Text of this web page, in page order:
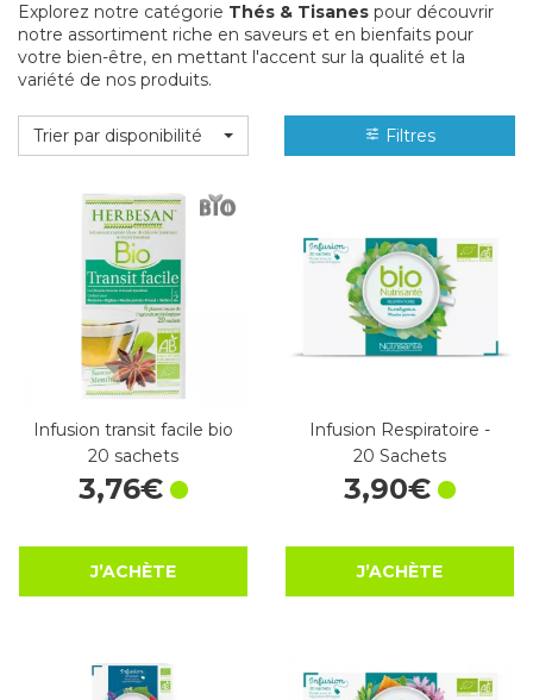
Explorez notre catégorie Thés & Tisanes pour découvrir
notre assortiment riche en saveurs et en bienfaits pour
votre bien-être, en mettant l'accent sur la qualité et la
variété de nos produits.
Trier par disponibilité Filtres
Infusion transit facile bio
20 sachets
3,76€
J’ACHÈTE
Infusion Respiratoire -
20 Sachets
3,90€
J’ACHÈTE